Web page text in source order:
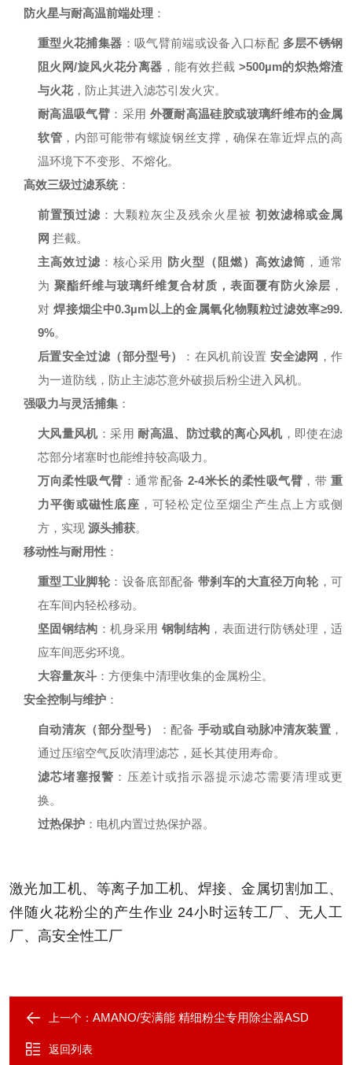
防火星与耐高温前端处理 ：
重型火花捕集器 ：吸气臂前端或设备入口标配 多层不锈钢
阻火网/旋风火花分离器 ，能有效拦截 >500µm的炽热熔渣
与火花，防止其进入滤芯引发火灾。
耐高温吸气臂 ：采用 外覆耐高温硅胶或玻璃纤维布的金属
软管 ，内部可能带有螺旋钢丝支撑，确保在靠近焊点的高
温环境下不变形、不熔化。
高效三级过滤系统：
前置预过滤 ：大颗粒灰尘及残余火星被 初效滤棉或金属
网 拦截。
主高效过滤 ：核心采用 防火型（阻燃）高效滤筒 ，通常
为 聚酯纤维与玻璃纤维复合材质，表面覆有防火涂层 ，
对焊接烟尘中0.3µm以上的金属氧化物颗粒过滤效率≥99.
9%。
后置安全过滤（部分型号）
：在风机前设置安全滤网 ，作
为一道防线，防止主滤芯意外破损后粉尘进入风机。
强吸力与灵活捕集 ：
大风量风机：采用耐高温、防过载的离心风机，即使在滤
芯部分堵塞时也能维持较高吸力。
万向柔性吸气臂 ：通常配备2-4米长的柔性吸气臂 ，带重
力平衡或磁性底座 ，可轻松定位至烟尘产生点上方或侧
方，实现 源头捕获。
移动性与耐用性 ：
重型工业脚轮 ：设备底部配备带刹车的大直径万向轮 ，可
在车间内轻松移动。
坚固钢结构 ：机身采用 钢制结构 ，表面进行防锈处理，适
应车间恶劣环境。
大容量灰斗 ：方便集中清理收集的金属粉尘。
安全控制与维护 ：
自动清灰（部分型号） ：配备手动或自动脉冲清灰装置 ，
通过压缩空气反吹清理滤芯，延长其使用寿命。
滤芯堵塞报警 ：压差计或指示器提示滤芯需要清理或更
换。
过热保护 ：电机内置过热保护器。
激光加工机、等离子加工机、焊接、金属切割加工、
伴随火花粉尘的产生作业 24小时运转工厂、无人工
厂、高安全性工厂
上一个： AMANO/安满能 精细粉尘专用除尘器ASD
返回列表